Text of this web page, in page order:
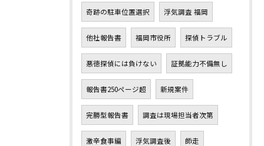
奇跡の駐車位置選択 浮気調査 福岡
他社報告書 福岡市役所 探偵トラブル
悪徳探偵には負けない 証拠能力不備無し
報告書250ページ超 新規案件
完勝型報告書 調査は現場担当者次第
激辛食事編 浮気調査後 師走